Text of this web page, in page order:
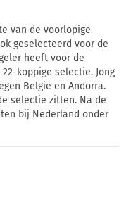
van de voorlopige
geselecteerd voor de
heeft voor de
koppige selectie. Jong
België en Andorra.
selectie zitten. Na de
bij Nederland onder